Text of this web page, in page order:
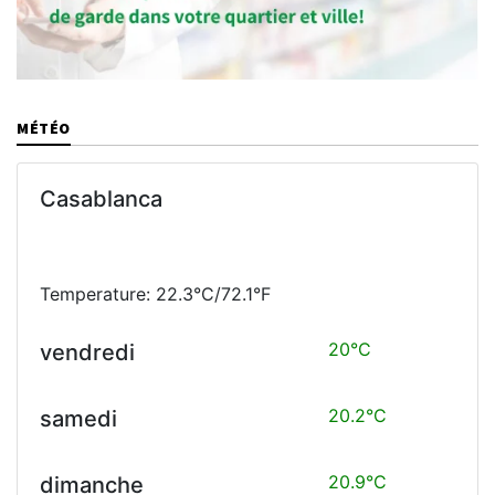
MÉTÉO
Casablanca
Temperature: 22.3°C/72.1°F
vendredi 20°C
samedi 20.2°C
dimanche 20.9°C